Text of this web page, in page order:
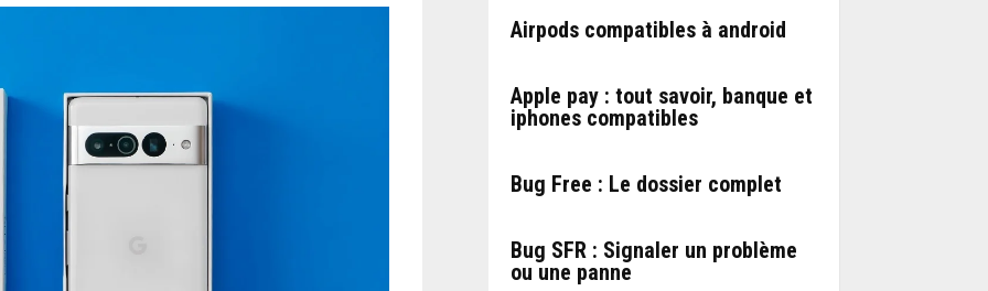
Airpods compatibles à android
Apple pay : tout savoir, banque et
iphones compatibles
Bug Free : Le dossier complet
Bug SFR : Signaler un problème
ou une panne